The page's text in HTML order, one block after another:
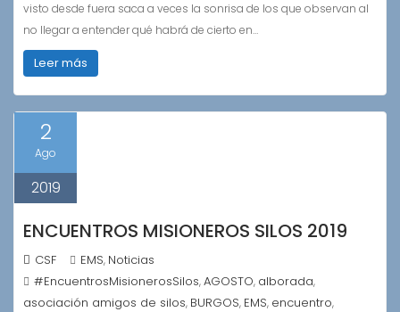
visto desde fuera saca a veces la sonrisa de los que observan al
no llegar a entender qué habrá de cierto en…
Leer más
2
Ago
2019
ENCUENTROS MISIONEROS SILOS 2019
CSF EMS, Noticias
#EncuentrosMisionerosSilos,AGOSTO, alborada,
asociación amigos de silos, BURGOS, EMS, encuentro,